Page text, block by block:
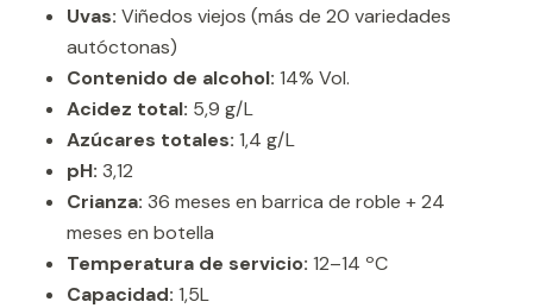
Uvas: Viñedos viejos (más de 20 variedades
autóctonas)
Contenido de alcohol: 14% Vol.
Acidez total: 5,9 g/L
Azúcares totales: 1,4 g/L
pH: 3,12
Crianza: 36 meses en barrica de roble + 24
meses en botella
Temperatura de servicio: 12–14 ºC
Capacidad: 1,5L